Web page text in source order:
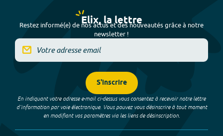
Elix, la lettre
Restez informé(e) de nos actus et des nouveautés grâce à notre
newsletter !
S'inscrire
En indiquant votre adresse e-mail ci-dessus vous consentez à recevoir notre lettre
d’information par voie électronique. Vous pouvez vous désinscrire à tout moment
en modifiant vos paramètres via les liens de désinscription.